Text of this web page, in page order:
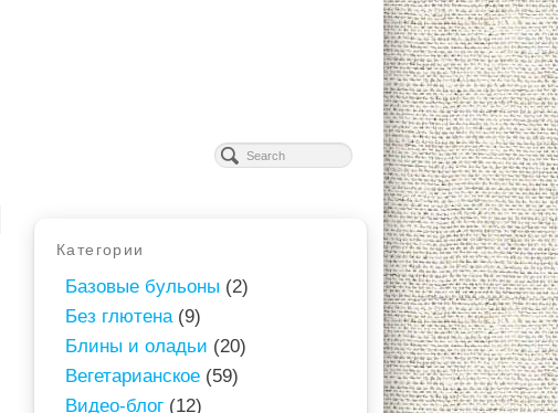
Категории
Базовые бульоны (2)
Без глютена(9)
Блины и оладьи (20)
Вегетарианское (59)
Видео-блог (12)